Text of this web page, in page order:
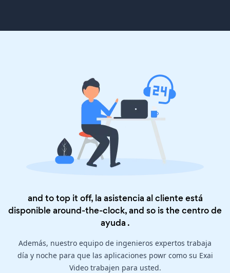
and to top it off, la asistencia al cliente está
disponible around-the-clock, and so is thecentro de
ayuda .
Además, nuestro equipo de ingenieros expertos trabaja
día y noche para que las aplicaciones powr como su Exai
Video trabajen para usted.